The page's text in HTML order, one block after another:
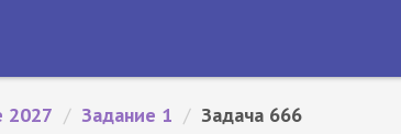
2027 / Задание 1 / Задача 666